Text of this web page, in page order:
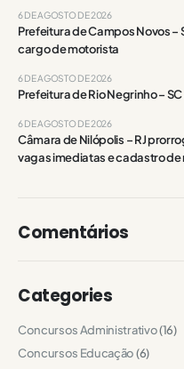
Prefeitura de Campos Novos –
cargo de motorista
6 DE AGOSTO DE 2026
Prefeitura de Rio Negrinho –
6 DE AGOSTO DE 2026
Câmara de Nilópolis – RJ
vagas imediatas e cadastro de
6 DE AGOSTO DE 2026
Comentários
Categories
Concursos Administrativo(16)
Concursos Educação(6)